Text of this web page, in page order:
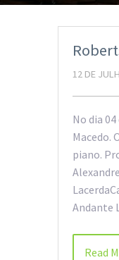
12 DE
No dia
Macedo.
piano.
Andante
Read